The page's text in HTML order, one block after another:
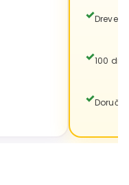
100 dní